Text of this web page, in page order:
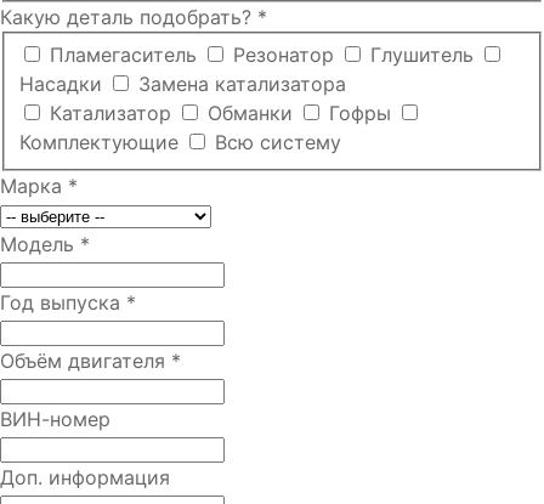
Какую деталь подобрать? *
Пламегаситель
Резонатор
Глушитель
Насадки
Замена катализатора
Катализатор
Обманки
Гофры
Комплектующие
Всю систему
Марка *
Модель *
Год выпуска *
Объём двигателя *
ВИН-номер
Доп. информация